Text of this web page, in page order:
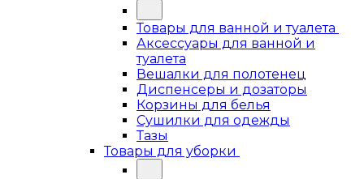
Товары для ванной и туалета
Аксессуары для ванной и
туалета
Вешалки для полотенец
Диспенсеры и дозаторы
Корзины для белья
Сушилки для одежды
Тазы
Товары для уборки